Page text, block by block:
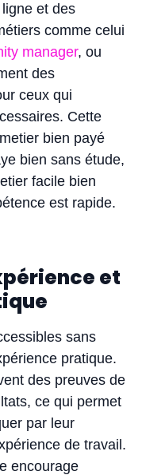
et des
comme celui
manager, ou
des
ceux qui
Cette
bien payé
bien sans étude,
facile bien
est rapide.
et
sans
pratique.
des preuves de
ce qui permet
par leur
de travail.
encourage